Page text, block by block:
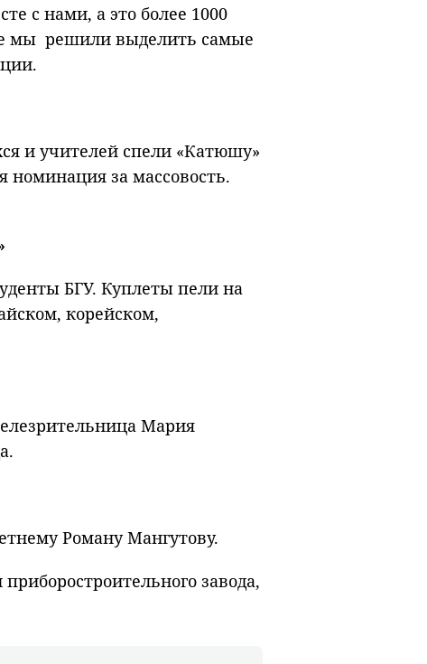
с нами, а это более 1000
мы решили выделить самые
и учителей спели «Катюшу»
номинация за массовость.
БГУ. Куплеты пели на
корейском,
Мария
Роману Мангутову.
завода,